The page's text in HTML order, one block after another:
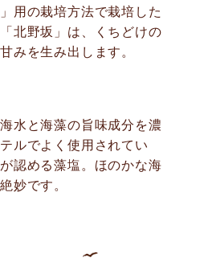
用の栽培方法で栽培した
北野坂」は、くちどけの
みを生み出します。
水と海藻の旨味成分を濃
ルでよく使用されてい
認める藻塩。ほのかな海
妙です。